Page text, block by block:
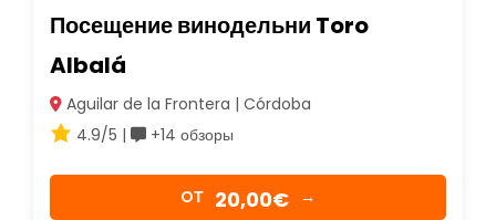
Посещение винодельни Toro
Albalá
Aguilar de la Frontera | Córdoba
4.9/5 |
+14 обзоры
OТ 20,00€ →